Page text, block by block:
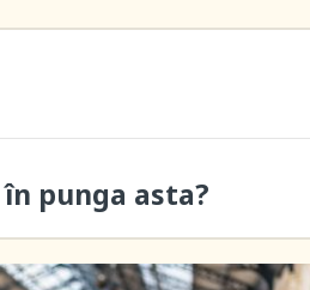
punga asta?